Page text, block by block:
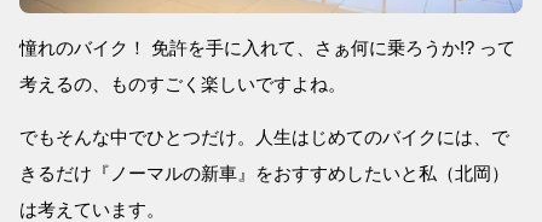
憧れのバイク！ 免許を手に入れて、さぁ何に乗ろうか!? って
考えるの、ものすごく楽しいですよね。
でもそんな中でひとつだけ。人生はじめてのバイクには、で
きるだけ『ノーマルの新車』をおすすめしたいと私（北岡）
は考えています。